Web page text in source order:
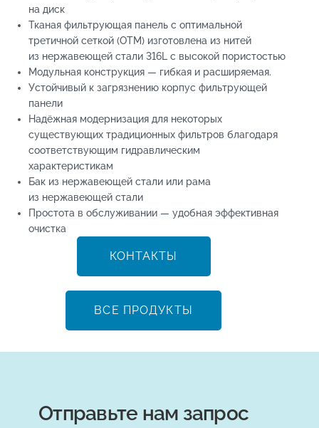
на диск
Тканая фильтрующая панель с оптимальной
третичной сеткой (OTM) изготовлена из нитей
из нержавеющей стали 316L с высокой пористостью
Модульная конструкция — гибкая и расширяемая.
Устойчивый к загрязнению корпус фильтрующей
панели
Надёжная модернизация для некоторых
существующих традиционных фильтров благодаря
соответствующим гидравлическим
характеристикам
Бак из нержавеющей стали или рама
из нержавеющей стали
Простота в обслуживании — удобная эффективная
очистка
КОНТАКТЫ
ВСЕ ПРОДУКТЫ
Отправьте нам запрос